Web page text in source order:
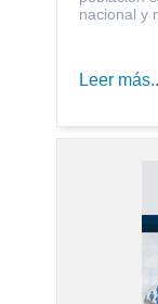
nacional y
Leer más..